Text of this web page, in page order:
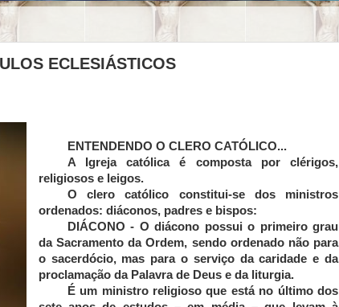
ECLESIÁSTICOS
ENTENDENDO O CLERO CATÓLICO...
A Igreja católica é composta por clérigos,
religiosos e leigos.
O clero católico constitui-se dos ministros
ordenados: diáconos, padres e bispos:
DIÁCONO - O diácono possui o primeiro grau
da Sacramento da Ordem, sendo ordenado não para
o sacerdócio, mas para o serviço da caridade e da
proclamação da Palavra de Deus e da liturgia.
É um ministro religioso que está no último dos